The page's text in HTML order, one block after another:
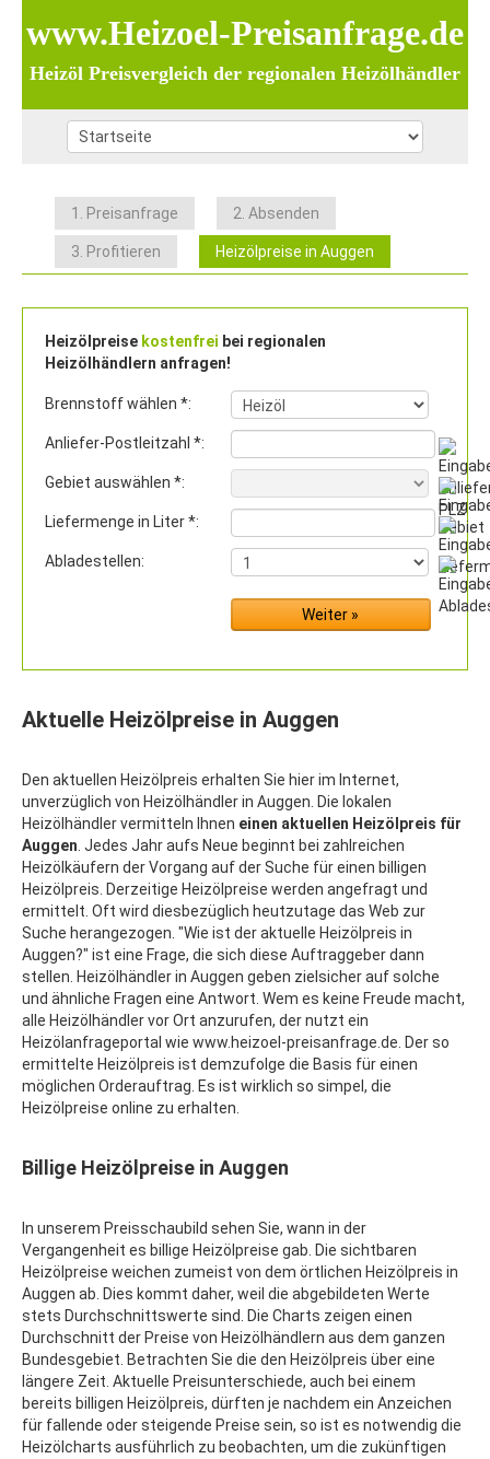
www.Heizoel-Preisanfrage.de
Heizöl Preisvergleich der regionalen Heizölhändler
1. Preisanfrage 2. Absenden
3. Profitieren Heizölpreise in Auggen
Heizölpreise kostenfrei bei regionalen
Heizölhändlern anfragen!
Brennstoff wählen *:
Anliefer-Postleitzahl *:
Gebiet auswählen *:
Liefermenge in Liter *:
Abladestellen:
Aktuelle Heizölpreise in Auggen
Den aktuellen Heizölpreis erhalten Sie hier im Internet,
unverzüglich von Heizölhändler in Auggen. Die lokalen
Heizölhändler vermitteln Ihnen einen aktuellen Heizölpreis für
Auggen . Jedes Jahr aufs Neue beginnt bei zahlreichen
Heizölkäufern der Vorgang auf der Suche für einen billigen
Heizölpreis. Derzeitige Heizölpreise werden angefragt und
ermittelt. Oft wird diesbezüglich heutzutage das Web zur
Suche herangezogen. "Wie ist der aktuelle Heizölpreis in
Auggen?" ist eine Frage, die sich diese Auftraggeber dann
stellen. Heizölhändler in Auggen geben zielsicher auf solche
und ähnliche Fragen eine Antwort. Wem es keine Freude macht,
alle Heizölhändler vor Ort anzurufen, der nutzt ein
Heizölanfrageportal wie www.heizoel-preisanfrage.de. Der so
ermittelte Heizölpreis ist demzufolge die Basis für einen
möglichen Orderauftrag. Es ist wirklich so simpel, die
Heizölpreise online zu erhalten.
Billige Heizölpreise in Auggen
In unserem Preisschaubild sehen Sie, wann in der
Vergangenheit es billige Heizölpreise gab. Die sichtbaren
Heizölpreise weichen zumeist von dem örtlichen Heizölpreis in
Auggen ab. Dies kommt daher, weil die abgebildeten Werte
stets Durchschnittswerte sind. Die Charts zeigen einen
Durchschnitt der Preise von Heizölhändlern aus dem ganzen
Bundesgebiet. Betrachten Sie die den Heizölpreis über eine
längere Zeit. Aktuelle Preisunterschiede, auch bei einem
bereits billigen Heizölpreis, dürften je nachdem ein Anzeichen
für fallende oder steigende Preise sein, so ist es notwendig die
Heizölcharts ausführlich zu beobachten, um die zukünftigen